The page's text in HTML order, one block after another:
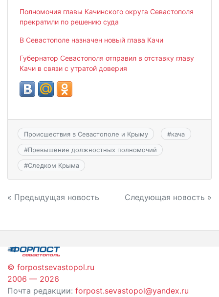
Полномочия главы Качинского округа Севастополя
прекратили по решению суда
В Севастополе назначен новый глава Качи
Губернатор Севастополя отправил в отставку главу
Качи в связи с утратой доверия
Происшествия в Севастополе и Крыму #кача
#Превышение должностных полномочий
#Следком Крыма
Навигация
записям
« Предыдущая новость Следующая новость »
© forpostsevastopol.ru
2006 — 2026
Почта редакции: forpost.sevastopol@yandex.ru